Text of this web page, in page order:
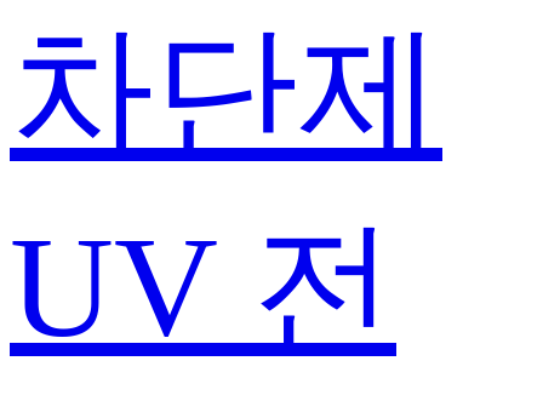
차단제
UV 전